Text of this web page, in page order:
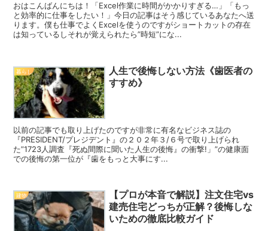
おはこんばんにちは！「Excel作業に時間がかかりすぎる…」「もっ
と効率的に仕事をしたい！」今日の記事はそう感じているあなたへ送
ります。僕も仕事でよくExcelを使うのですがショートカットの存在
は知っているしそれが覚えられたら”時短”にな...
暮らし
人生で後悔しない方法《歯医者の
すすめ》
以前の記事でも取り上げたのですが非常に有名なビジネス誌の
『PRESIDENT/プレジデント』の２０２年３/６号で取り上げられ
た”1723人調査『死ぬ間際に聞いた人生の後悔』の衝撃!」”の健康面
での後悔の第一位が『歯をもっと大事にす...
建物
【プロが本音で解説】注文住宅vs
建売住宅どっちが正解？後悔しな
いための徹底比較ガイド